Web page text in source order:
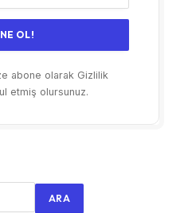
abone olarak Gizlilik
etmiş olursunuz.
ARA